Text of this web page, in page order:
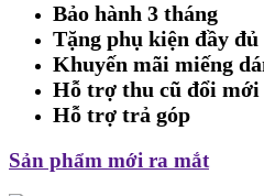
Bảo hành 3 tháng
Tặng phụ kiện đầy đủ
Khuyến mãi miếng
Hỗ trợ thu cũ đổi mới
Hỗ trợ trả góp
Sản phẩm mới ra mắt